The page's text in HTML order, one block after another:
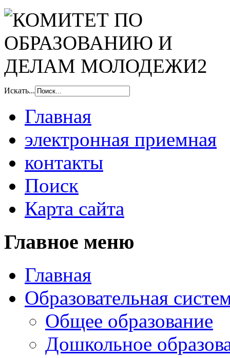
Искать...
Главная
электронная приемная
контакты
Поиск
Карта сайта
Главное меню
Главная
Образовательная
Общее образование
Дошкольное